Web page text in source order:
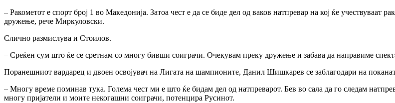
– Ракометот е спорт број 1 во Македонија. Затоа чест е да се биде дел од ваков натпревар на кој ќе
дружење, рече Миркуловски.
Слично размислува и Стоилов.
– Среќен сум што ќе се сретнам со многу бивши соиграчи. Очекувам преку дружење и забава да направиме
Поранешниот вардарец и двоен освојувач на Лигата на шампионите, Данил Шишкарев се заблагодари на
– Многу време поминав тука. Голема чест ми е што ќе бидам дел од натпреварот. Бев во сала да го следам
многу пријатели и моите некогашни соиграчи, потенцира Русинот.